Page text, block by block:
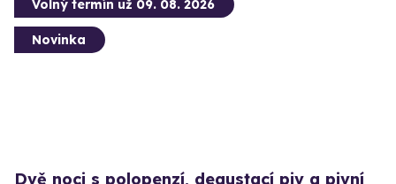
Volný termín už 09. 08. 2026
Novinka
Dvě noci s polopenzí, degustací piv a pivní